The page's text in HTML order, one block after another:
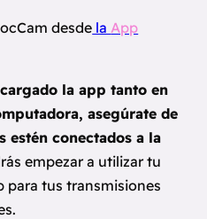
desde laApp
la app tanto en
asegúrate de
estén conectados a la
empezar a utilizar tu
para tus transmisiones